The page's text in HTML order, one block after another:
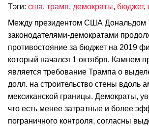
Тэги: сша, трамп, демократы, бюджет,
Между президентом США Дональдом
законодателями-демократами
противостояние за бюджет на 2019
который начался 1 октября. Камнем
является требование Трампа о
долл. на строительство стены вдоль
мексиканской границы. Демократы,
что есть менее затратные и более
пограничного контроля, согласны